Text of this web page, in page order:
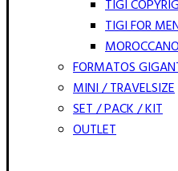
TIGI
TIGI FOR
FORMATOS
MINI / TRAVELSIZE
SET / PACK / KIT
OUTLET